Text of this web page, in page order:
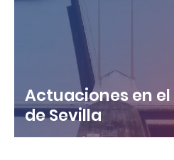
Actuaciones en
de Sevilla